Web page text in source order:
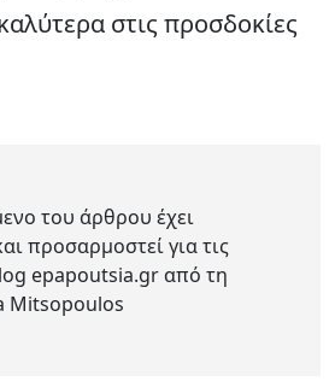
στις προσδοκίες
του άρθρου έχει
προσαρμοστεί για τις
epapoutsia.gr από τη
Mitsopoulos